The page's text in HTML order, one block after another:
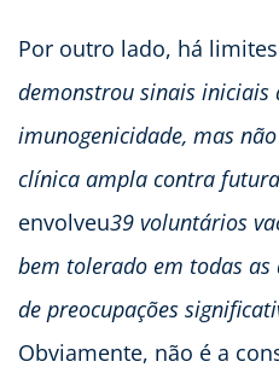
Por outro lado, há
demonstrou sinais iniciais
imunogenicidade, mas
clínica ampla contra
envolveu39 voluntários
bem tolerado em todas
de preocupações
Obviamente, não é a